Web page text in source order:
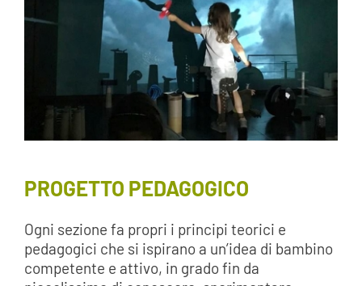
PROGETTO PEDAGOGICO
Ogni sezione fa propri i principi teorici e
pedagogici che si ispirano a un’idea di bambino
competente e attivo, in grado fin da